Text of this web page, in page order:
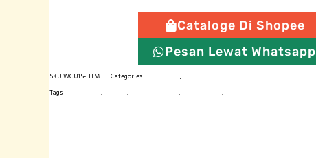
Cataloge Di Shopee
Pesan Lewat Whatsapp
SKU WCU15-HTM Categories ,
Tags
, , , ,